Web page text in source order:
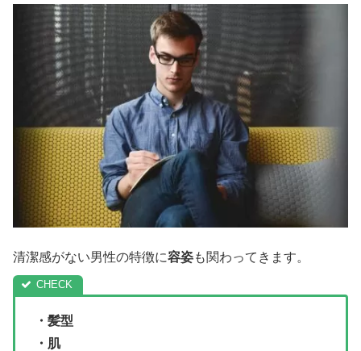
清潔感がない男性の特徴に容姿も関わってきます。
・髪型
・肌